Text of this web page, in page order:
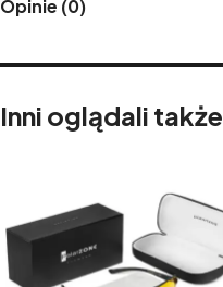
Opinie (0)
Inni oglądali także